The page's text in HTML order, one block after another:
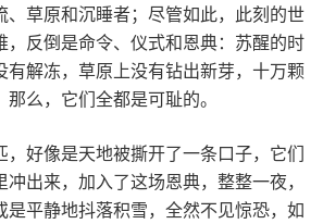
、草原和沉睡者；尽管如此，此刻的世
，反倒是命令、仪式和恩典：苏醒的时
有解冻，草原上没有钻出新芽，十万颗
么，它们全都是可耻的。
，好像是天地被撕开了一条口子，它们
出来，加入了这场恩典，整整一夜，
是平静地抖落积雪，全然不见惊恐，如